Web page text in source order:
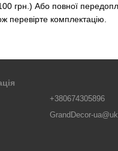
грн.) Або повної
перевірте комплектацію.
+380674305896
GrandDecor-